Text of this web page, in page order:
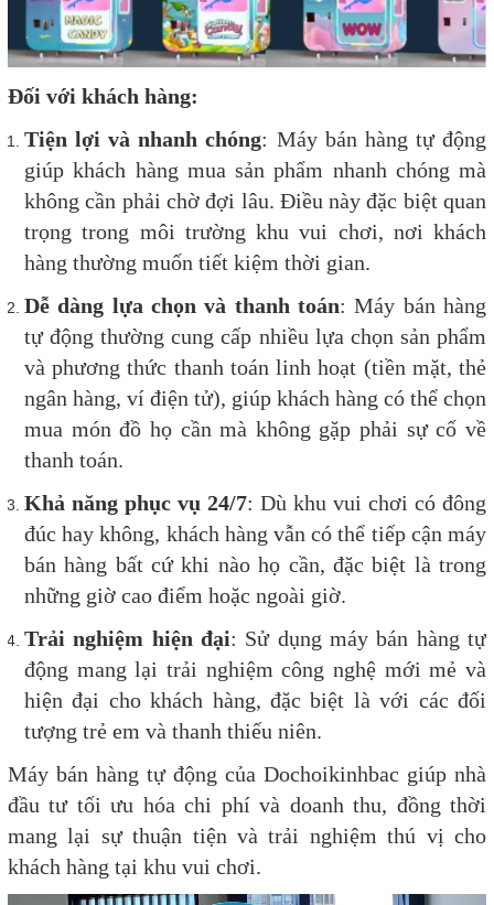
Đối với khách hàng:
Tiện lợi và nhanh chóng: Máy bán hàng tự động
giúp khách hàng mua sản phẩm nhanh chóng mà
không cần phải chờ đợi lâu. Điều này đặc biệt quan
trọng trong môi trường khu vui chơi, nơi khách
hàng thường muốn tiết kiệm thời gian.
Dễ dàng lựa chọn và thanh toán: Máy bán hàng
tự động thường cung cấp nhiều lựa chọn sản phẩm
và phương thức thanh toán linh hoạt (tiền mặt, thẻ
ngân hàng, ví điện tử), giúp khách hàng có thể chọn
mua món đồ họ cần mà không gặp phải sự cố về
thanh toán.
Khả năng phục vụ 24/7: Dù khu vui chơi có đông
đúc hay không, khách hàng vẫn có thể tiếp cận máy
bán hàng bất cứ khi nào họ cần, đặc biệt là trong
những giờ cao điểm hoặc ngoài giờ.
Trải nghiệm hiện đại: Sử dụng máy bán hàng tự
động mang lại trải nghiệm công nghệ mới mẻ và
hiện đại cho khách hàng, đặc biệt là với các đối
tượng trẻ em và thanh thiếu niên.
Máy bán hàng tự động của Dochoikinhbac giúp nhà
đầu tư tối ưu hóa chi phí và doanh thu, đồng thời
mang lại sự thuận tiện và trải nghiệm thú vị cho
khách hàng tại khu vui chơi.